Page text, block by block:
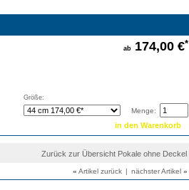
Größe:
ab 174,00 €*
Menge:
Zurück zur Übersicht Pokale ohne Deckel
« Artikel zurück | nächster Artikel »